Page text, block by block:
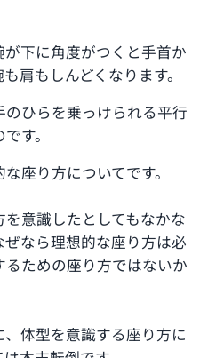
下に角度がつくと手首か
肩もしんどくなります。
ひらを乗っけられる平行
す。
座り方についてです。
意識したとしてもなかな
なら理想的な座り方は必
ための座り方ではないか
体型を意識する座り方に